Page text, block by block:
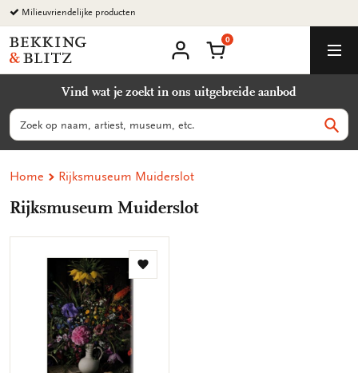
Ga
naar
content
Milieuvriendelijke producten
Bekking
&
B.V.
account
Winkelmand
0
Vind wat je zoekt in ons uitgebreide aanbod
Zoeken
Home Rijksmuseum Muiderslot
Rijksmuseum Muiderslot
Toevoegen